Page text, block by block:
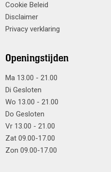
Cookie Beleid
Disclaimer
Privacy verklaring
Openingstijden
Ma 13.00 - 21.00
Di Gesloten
Wo 13.00 - 21.00
Do Gesloten
Vr 13.00 - 21.00
Zat 09.00-17.00
Zon 09.00-17.00